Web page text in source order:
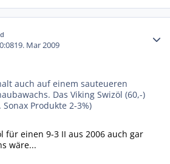
19. Mar 2009
auch auf einem sauteueren
Das Viking Swizöl (60,-)
Produkte 2-3%)
für einen 9-3 II aus 2006 auch gar
wäre...